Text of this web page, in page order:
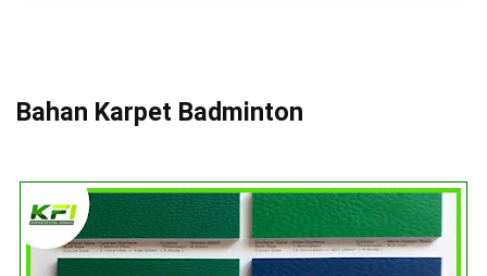
Bahan Karpet Badminton